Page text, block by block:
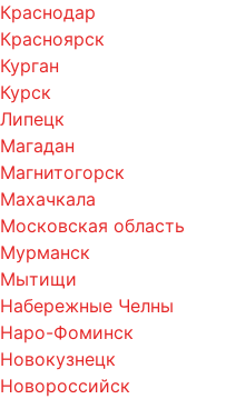
Краснодар
Красноярск
Курган
Курск
Липецк
Магадан
Магнитогорск
Махачкала
Московская область
Мурманск
Мытищи
Набережные Челны
Наро-Фоминск
Новокузнецк
Новороссийск